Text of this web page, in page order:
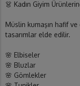
👗 Kadın Giyim
Müslin kumaşın hafif
tasarımlar elde edilir.
🌸 Elbiseler
🌸 Bluzlar
🌸 Gömlekler